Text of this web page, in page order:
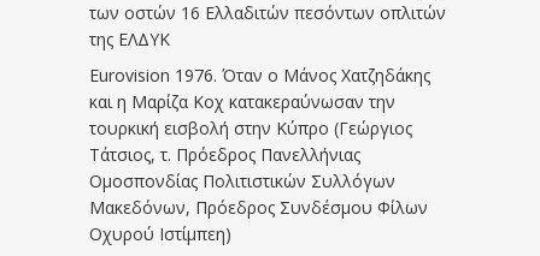
των οστών 16 Ελλαδιτών πεσόντων οπλιτών
της ΕΛΔΥΚ
Eurovision 1976. Όταν ο Μάνος Χατζηδάκης
και η Μαρίζα Κοχ κατακεραύνωσαν την
τουρκική εισβολή στην Κύπρο (Γεώργιος
Τάτσιος, τ. Πρόεδρος Πανελλήνιας
Ομοσπονδίας Πολιτιστικών Συλλόγων
Μακεδόνων, Πρόεδρος Συνδέσμου Φίλων
Οχυρού Ιστίμπεη)